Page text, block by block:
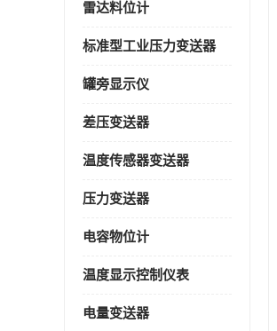
雷达料位计
标准型工业压力变送器
罐旁显示仪
差压变送器
温度传感器变送器
压力变送器
电容物位计
温度显示控制仪表
电量变送器